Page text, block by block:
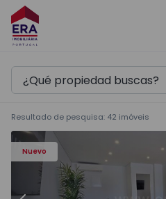
Resultado de pesquisa: 42 imóveis
Nuevo
Apartamento T2 Olhão -